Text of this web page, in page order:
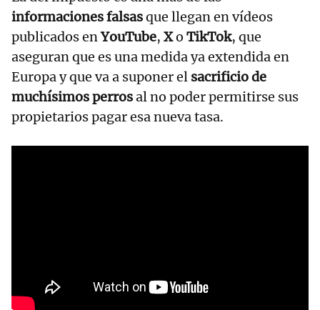
informaciones falsasque llegan en vídeos
publicados enYouTube, Xo TikTok, que
aseguran que es una medida ya extendida en
Europa y que va a suponer el sacrificio de
muchísimos perrosal no poder permitirse sus
propietarios pagar esa nueva tasa.